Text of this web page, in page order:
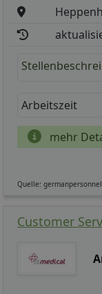
Arbeitszeit
mehr
Quelle:
Customer